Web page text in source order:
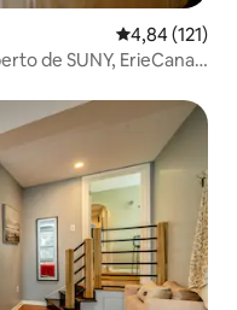
4,84 de uma
4,84 (121)
de SUNY, ErieCanal